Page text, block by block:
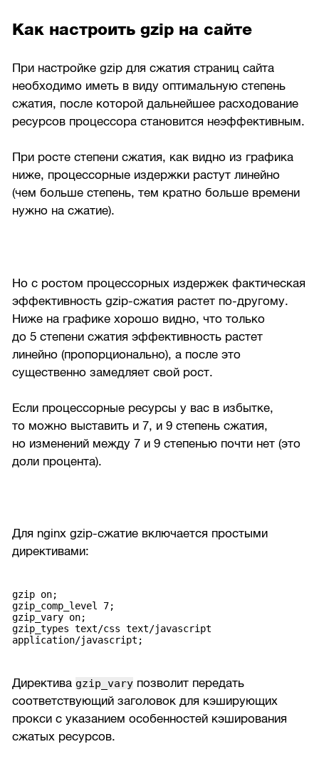
Как настроить gzip на сайте
При настройке gzip для сжатия страниц сайта
необходимо иметь в виду оптимальную степень
сжатия, после которой дальнейшее расходование
ресурсов процессора становится неэффективным.
При росте степени сжатия, как видно из графика
ниже, процессорные издержки растут линейно
(чем больше степень, тем кратно больше времени
нужно на сжатие).
Но с ростом процессорных издержек фактическая
эффективность gzip-сжатия растет по-другому.
Ниже на графике хорошо видно, что только
до 5 степени сжатия эффективность растет
линейно (пропорционально), а после это
существенно замедляет свой рост.
Если процессорные ресурсы у вас в избытке,
то можно выставить и 7, и 9 степень сжатия,
но изменений между 7 и 9 степенью почти нет (это
доли процента).
Для nginx gzip-сжатие включается простыми
директивами:
gzip on;
gzip_comp_level 7;
gzip_vary on;
gzip_types text/css text/javascript
application/javascript;
Директива gzip_vary позволит передать
соответствующий заголовок для кэширующих
прокси с указанием особенностей кэширования
сжатых ресурсов.